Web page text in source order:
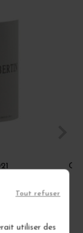
utiliser des
Tout refuser